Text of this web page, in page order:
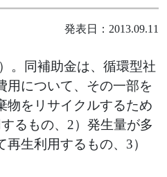
発表日：2013.09.11
。同補助金は、循環型社
用について、その一部を
物をリサイクルするため
るもの、2）発生量が多
生利用するもの、3）